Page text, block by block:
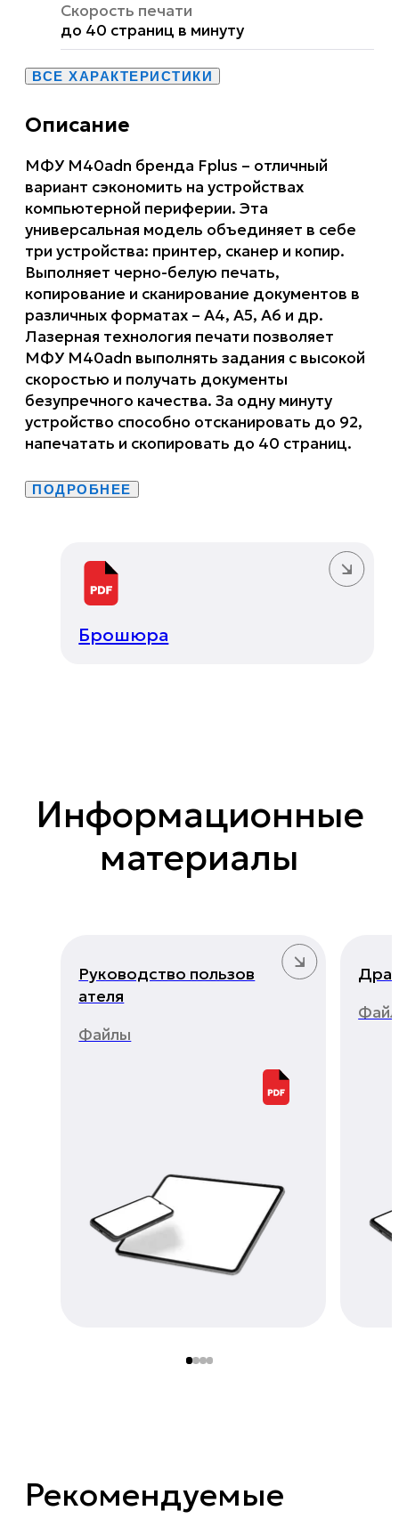
Скорость печати
до 40 страниц в минуту
ВСЕ ХАРАКТЕРИСТИКИ
Описание
МФУ M40adn бренда Fplus – отличный
вариант сэкономить на устройствах
компьютерной периферии. Эта
универсальная модель объединяет в себе
три устройства: принтер, сканер и копир.
Выполняет черно-белую печать,
копирование и сканирование документов в
различных форматах – А4, А5, А6 и др.
Лазерная технология печати позволяет
МФУ M40adn выполнять задания с высокой
скоростью и получать документы
безупречного качества. За одну минуту
устройство способно отсканировать до 92,
напечатать и скопировать до 40 страниц.
ПОДРОБНЕЕ
Брошюра
Информационные
материалы
Руководство пользов
ателя
Файлы
Рекомендуемые